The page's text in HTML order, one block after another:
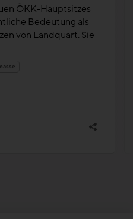
ÖKK-Hauptsitzes
Bedeutung als
von Landquart. Sie